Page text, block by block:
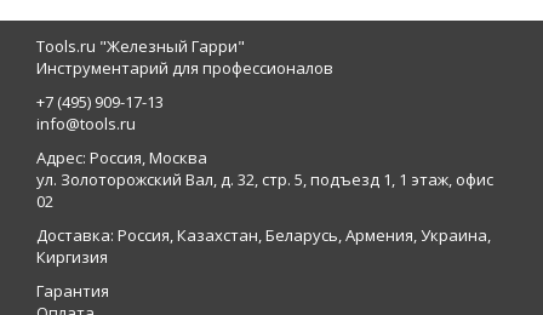
Tools.ru "Железный Гарри"
Инструментарий для профессионалов
+7 (495) 909-17-13
info@tools.ru
Адрес: Россия, Москва
ул. Золоторожский Вал, д. 32, стр. 5, подъезд 1, 1 этаж, офис
02
Доставка: Россия, Казахстан, Беларусь, Армения, Украина,
Киргизия
Гарантия